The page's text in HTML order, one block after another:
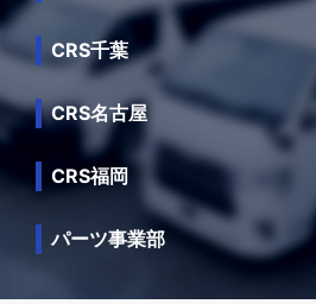
CRS千葉
CRS名古屋
CRS福岡
パーツ事業部